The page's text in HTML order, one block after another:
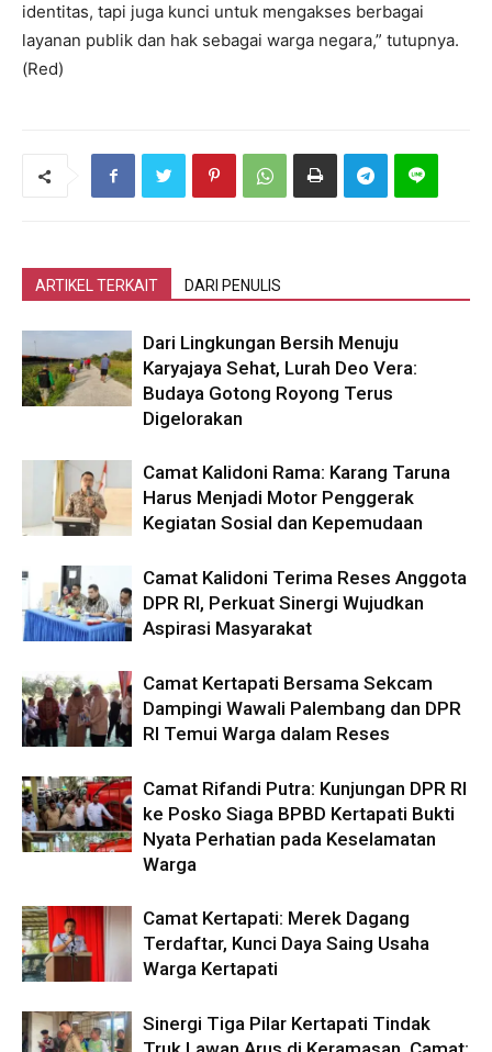
identitas, tapi juga kunci untuk mengakses berbagai
layanan publik dan hak sebagai warga negara,” tutupnya.
(Red)
ARTIKEL TERKAIT DARI PENULIS
Dari Lingkungan Bersih Menuju
Karyajaya Sehat, Lurah Deo Vera:
Budaya Gotong Royong Terus
Digelorakan
Camat Kalidoni Rama: Karang Taruna
Harus Menjadi Motor Penggerak
Kegiatan Sosial dan Kepemudaan
Camat Kalidoni Terima Reses Anggota
DPR RI, Perkuat Sinergi Wujudkan
Aspirasi Masyarakat
Camat Kertapati Bersama Sekcam
Dampingi Wawali Palembang dan DPR
RI Temui Warga dalam Reses
Camat Rifandi Putra: Kunjungan DPR RI
ke Posko Siaga BPBD Kertapati Bukti
Nyata Perhatian pada Keselamatan
Warga
Camat Kertapati: Merek Dagang
Terdaftar, Kunci Daya Saing Usaha
Warga Kertapati
Sinergi Tiga Pilar Kertapati Tindak